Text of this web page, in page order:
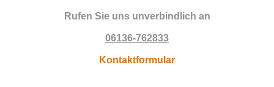
Rufen Sie uns unverbindlich an
06136-762833
Kontaktformular